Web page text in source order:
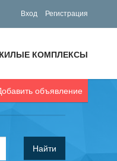
Вход Регистрация
КОМПЛЕКСЫ
объявление
Найти